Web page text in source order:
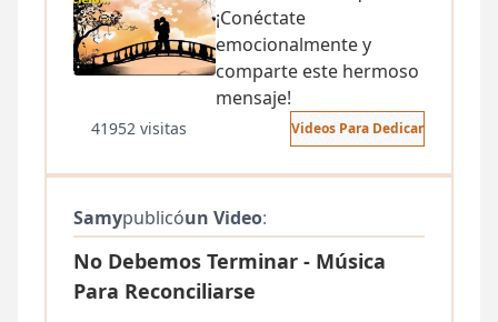
¡Conéctate
emocionalmente y
comparte este hermoso
mensaje!
41952 visitas Videos Para Dedicar
Samypublicóun Video:
No Debemos Terminar - Música
Para Reconciliarse